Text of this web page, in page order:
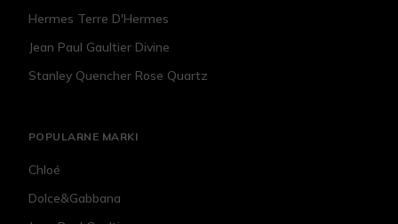
Hermes Terre D'Hermes
Jean Paul Gaultier Divine
Stanley Quencher Rose Quartz
POPULARNE MARKI
Chloé
Dolce&Gabbana